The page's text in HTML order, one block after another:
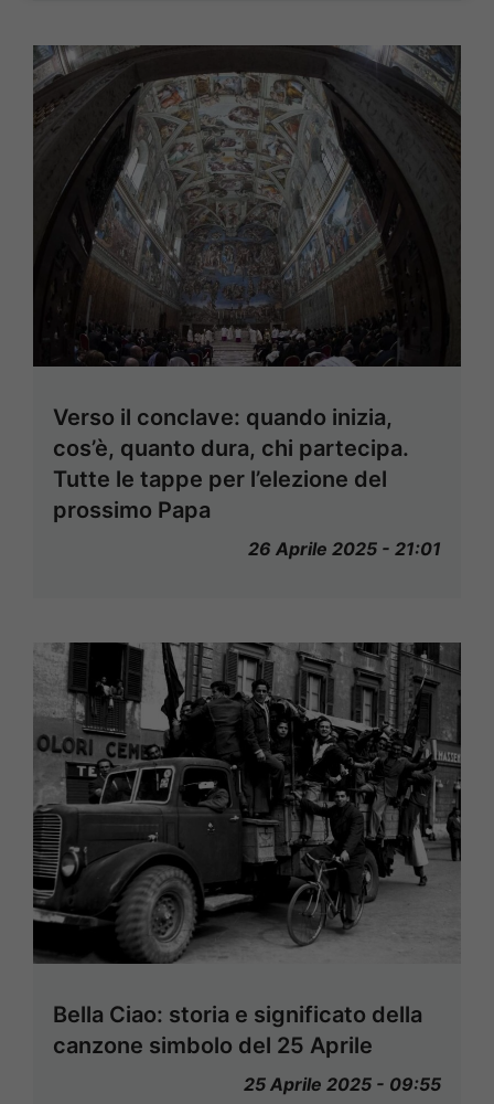
Verso il conclave: quando inizia,
cos’è, quanto dura, chi partecipa.
Tutte le tappe per l’elezione del
prossimo Papa
26 Aprile 2025 - 21:01
Bella Ciao: storia e significato della
canzone simbolo del 25 Aprile
25 Aprile 2025 - 09:55